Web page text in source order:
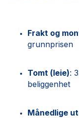
Frakt og
grunnprisen
Tomt (leie):
beliggenhet
Månedlige